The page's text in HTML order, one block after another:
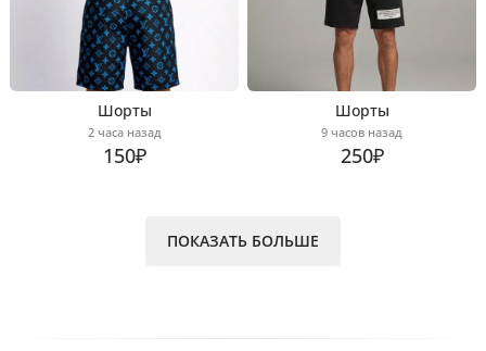
Шорты
2 часа назад
150₽
Шорты
9 часов назад
250₽
ПОКАЗАТЬ БОЛЬШЕ